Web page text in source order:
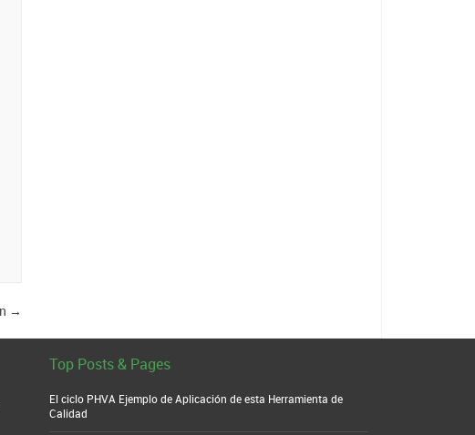
→
Top Posts & Pages
El ciclo PHVA Ejemplo de Aplicación de esta Herramienta de
Calidad